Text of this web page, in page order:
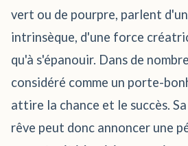
vert ou de pourpre, parlent
intrinsèque, d'une force
qu'à s'épanouir. Dans de
considéré comme un porte-
attire la chance et le succès.
rêve peut donc annoncer une